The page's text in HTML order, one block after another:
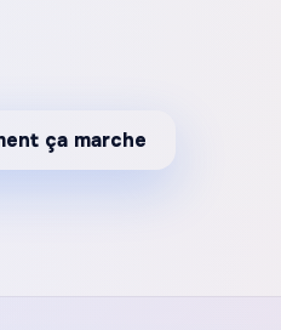
ça marche